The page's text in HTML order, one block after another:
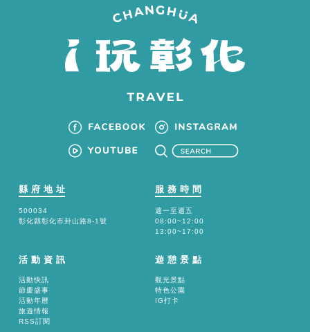
IP《功夫熊貓》打造的沉浸式光影場域，展期至8月23日。
另外也推出「功夫熊貓集章任務」，完成任兩處指定地點掃
描QR Code，即可參加總價值超過10萬元的抽獎活動。並
加碼串聯6月7日龍王祭及海牛文化節，在活動現場完成集章
可各增加1次抽獎機會，有趣好玩又有好康。 彰化縣龍
捐贈全新龍舟「王福入號」及「鹿港龍山寺2號」。今年12
麥寮拱範宮龍王首次出巡，促成此次「雙龍會」。雲林縣長
化縣龍舟委員會主委凃淑媚議員指出，因應參賽隊數增加，
今年賽事時間由往年的下午3時提前至下午1時開始，並持續
進行至晚間9時。如果無法到現場觀賽，也可透過YouTube
賽氣氛。 縣府表示，端午連假就來鹿港進行全方位的
天分別推出「功夫之夜」、「電音派對」及「節奏狂歡夜」
等主題演出；「繡球傳情‧五月安康」端午古禮體驗活動，
融合拋繡球緣定習俗與端午古禮祈安文化，讓單身男女體驗
縣府地址
500034
彰化縣彰化市卦山路8-1號
服務時間
週一至週五
08:00~12:00
13:00~17:00
活動資訊
活動快訊
節慶盛事
活動年曆
旅遊情報
RSS訂閱
遊憩景點
觀光景點
特色公園
IG打卡